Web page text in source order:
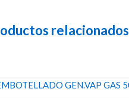
relacionados